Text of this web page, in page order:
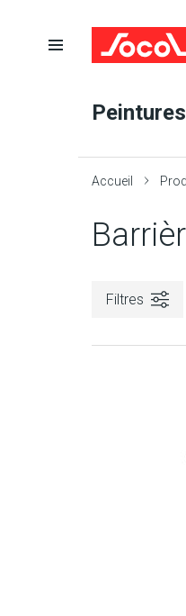
Ouvrir
Peintures
Accueil
Filtres